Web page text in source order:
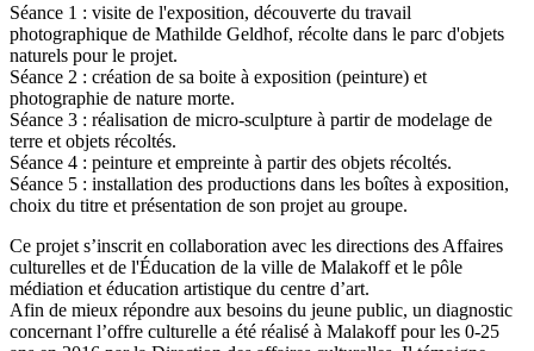
Séance 1 : visite de l'exposition, découverte du travail
photographique de Mathilde Geldhof, récolte dans le parc d'objets
naturels pour le projet.
Séance 2 : création de sa boite à exposition (peinture) et
photographie de nature morte.
Séance 3 : réalisation de micro-sculpture à partir de modelage de
terre et objets récoltés.
Séance 4 : peinture et empreinte à partir des objets récoltés.
Séance 5 : installation des productions dans les boîtes à exposition,
choix du titre et présentation de son projet au groupe.
Ce projet s’inscrit en collaboration avec les directions des Affaires
culturelles et de l'Éducation de la ville de Malakoff et le pôle
médiation et éducation artistique du centre d’art.
Afin de mieux répondre aux besoins du jeune public, un diagnostic
concernant l’offre culturelle a été réalisé à Malakoff pour les 0-25